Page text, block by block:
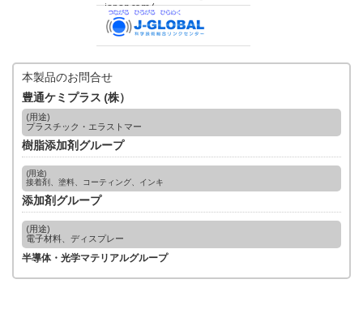
japan.com/
本製品のお問合せ
豊通ケミプラス (株）
(用途)
プラスチック・エラストマー
樹脂添加剤グループ
(用途)
接着剤、塗料、コーティング、インキ
添加剤グループ
(用途)
電子材料、ディスプレー
半導体・光学マテリアルグループ